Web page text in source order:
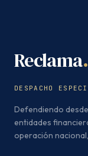
Reclama.
DESPACHO
Defendiendo
entidades
operación